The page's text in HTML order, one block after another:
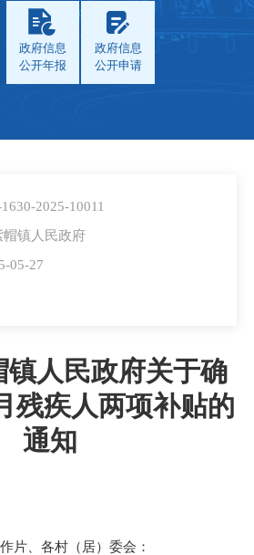
政府信息
公开年报
政府信息
公开申请
2025-10011
镇人民政府
05-27
镇人民政府关于确
残疾人两项补贴的
通知
、各村（居）委会：